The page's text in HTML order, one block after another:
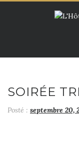
SOIRÉE
Posté : septembre 20,